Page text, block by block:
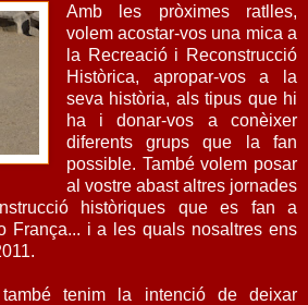
Amb les pròximes ratlles,
volem acostar-vos una mica a
la Recreació i Reconstrucció
Històrica, apropar-vos a la
seva història, als tipus que hi
ha i donar-vos a conèixer
diferents grups que la fan
possible. També volem posar
al vostre abast altres jornades
històriques que es fan a
França... i a les quals nosaltres ens
tenim la intenció de deixar